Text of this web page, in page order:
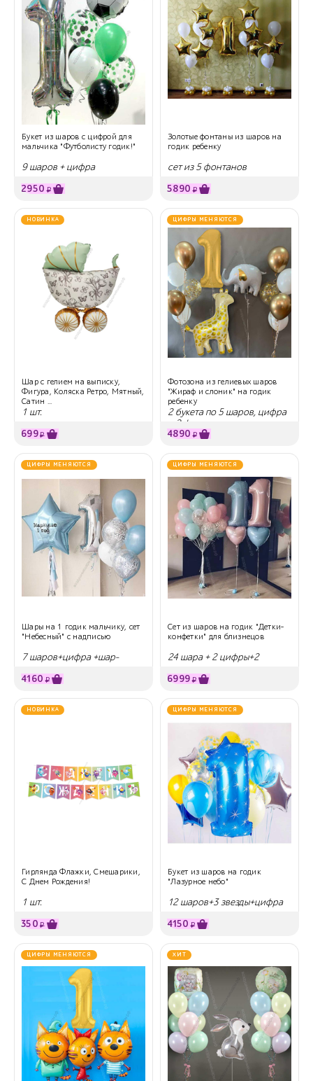
Букет из шаров с цифрой для
мальчика "Футболисту годик!"
9 шаров + цифра
2950 ₽
Золотые фонтаны из шаров на
годик ребенку
сет из 5 фонтанов
5890 ₽
НОВИНКА
Шар с гелием на выписку,
Фигура, Коляска Ретро, Мятный,
Сатин ...
1 шт.
699₽
ЦИФРЫ МЕНЯЮТСЯ
Фотозона из гелиевых шаров
"Жираф и слоник" на годик
ребенку
2 букета по 5 шаров, цифра
и 2 фигуры
4890 ₽
ЦИФРЫ МЕНЯЮТСЯ
Шары на 1 годик мальчику, сет
"Небесный" с надписью
7 шаров+цифра +шар-
4160 ₽
ЦИФРЫ МЕНЯЮТСЯ
Сет из шаров на годик "Детки-
конфетки" для близнецов
24 шара + 2 цифры+2
6999₽
НОВИНКА
Гирлянда Флажки, Смешарики,
С Днем Рождения!
1 шт.
350 ₽
ЦИФРЫ МЕНЯЮТСЯ
Букет из шаров на годик
"Лазурное небо"
12 шаров+3 звезды+цифра
4150 ₽
ЦИФРЫ МЕНЯЮТСЯ ХИТ